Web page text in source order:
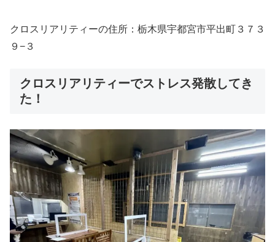
クロスリアリティーの住所：栃木県宇都宮市平出町３７３
９−３
クロスリアリティーでストレス発散してき
た！